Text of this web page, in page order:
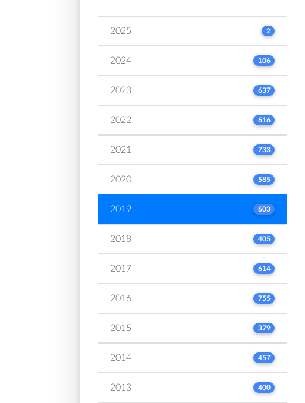
2025 2
2024 106
2023 637
2022 616
2021 733
2020 585
2019 603
2018 405
2017 614
2016 755
2015 379
2014 457
2013 400